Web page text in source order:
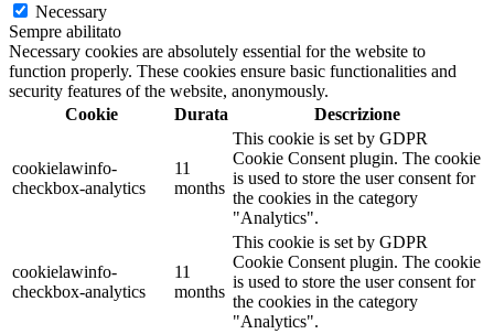
Necessary
Sempre abilitato
Necessary cookies are absolutely essential for the website to
function properly. These cookies ensure basic functionalities and
security features of the website, anonymously.
Cookie
Durata Descrizione
cookielawinfo-
checkbox-analytics
11
months
This cookie is set by GDPR
Cookie Consent plugin. The cookie
is used to store the user consent for
the cookies in the category
"Analytics".
cookielawinfo-
checkbox-analytics
11
months
This cookie is set by GDPR
Cookie Consent plugin. The cookie
is used to store the user consent for
the cookies in the category
"Analytics".